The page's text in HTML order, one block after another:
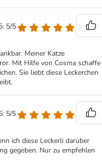
5/5
Meiner Katze
Mit Hilfe von Cosma schaffe
Sie liebt diese Leckerchen
5/5
ich diese Leckerli darüber
gegeben. Nur zu empfehlen